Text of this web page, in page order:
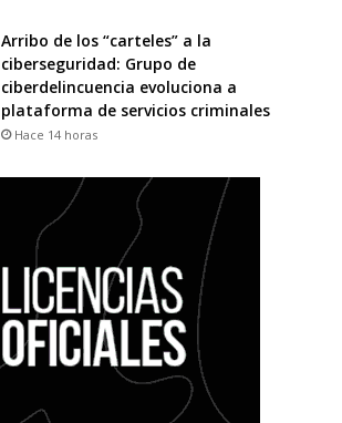
Arribo de los “carteles” a la
ciberseguridad: Grupo de
ciberdelincuencia evoluciona a
plataforma de servicios criminales
Hace 14 horas